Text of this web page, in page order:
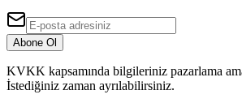
Abone Ol
KVKK kapsamında bilgileriniz pazarlama
İstediğiniz zaman ayrılabilirsiniz.